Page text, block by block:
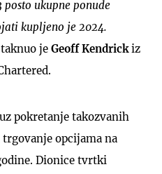
posto ukupne ponude
kupljeno je 2024.
je Geoff Kendrickiz
pokretanje takozvanih
opcijama na
Dionice tvrtki